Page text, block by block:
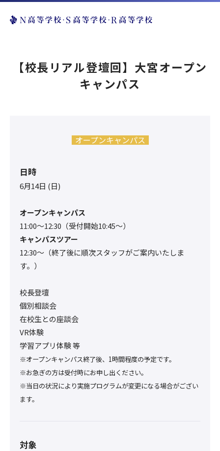
【校長リアル登壇回】大宮オープン
キャンパス
オープンキャンパス
日時
6月14日 (日)
オープンキャンパス
11:00〜12:30（受付開始10:45～）
キャンパスツアー
12:30〜（終了後に順次スタッフがご案内いたしま
す。）
校長登壇
個別相談会
在校生との座談会
VR体験
学習アプリ体験 等
※オープンキャンパス終了後、1時間程度の予定です。
※お急ぎの方は受付時にお申し出ください。
※当日の状況により実施プログラムが変更になる場合がござい
ます。
対象